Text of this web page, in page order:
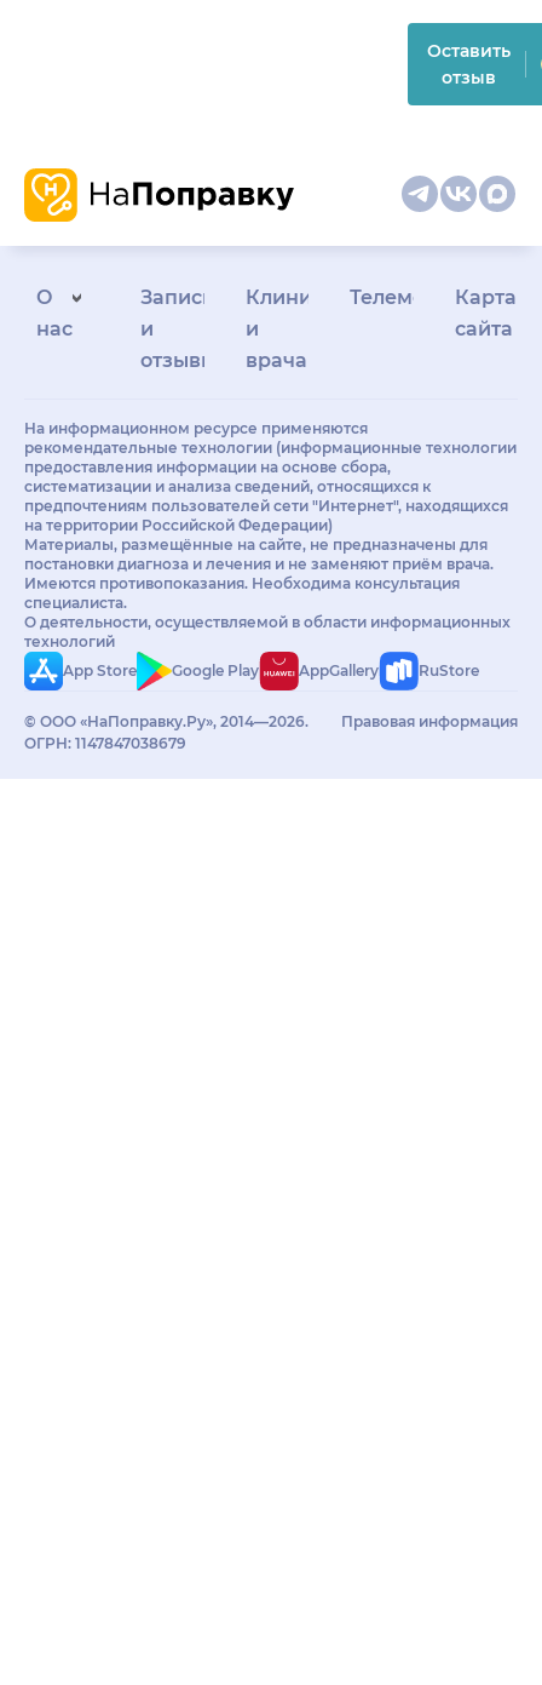
Оставить
отзыв
О
нас
Запись
и
отзывы
Клиникам
и
врачам
Телемедицина
Карта
сайта
На информационном ресурсе применяются
рекомендательные технологии (информационные технологии
предоставления информации на основе сбора,
систематизации и анализа сведений, относящихся к
предпочтениям пользователей сети "Интернет", находящихся
на территории Российской Федерации)
Материалы, размещённые на сайте, не предназначены для
постановки диагноза и лечения и не заменяют приём врача.
Имеются противопоказания. Необходима консультация
специалиста.
О деятельности, осуществляемой в области информационных
технологий
App Store
Google Play AppGallery RuStore
© ООО «НаПоправку.Ру», 2014—2026.
ОГРН: 1147847038679
Правовая информация